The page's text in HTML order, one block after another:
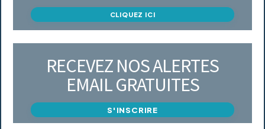
CLIQUEZ ICI
RECEVEZ NOS ALERTES
EMAIL GRATUITES
S'INSCRIRE